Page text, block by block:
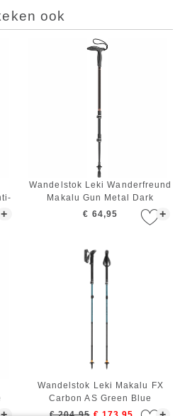
ook
+ +
Wandelstok Leki Wanderfreund
Makalu Gun Metal Dark
Anthracite Copper 63/120 cm
€ 64,95
Wandelstok Leki Makalu FX
Carbon AS Green Blue
Light/Green Blue Dark - 110 /